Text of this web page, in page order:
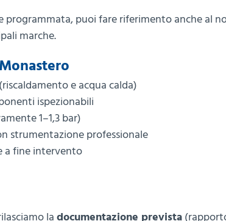
programmata, puoi fare riferimento anche al
marche.
e acqua calda)
ispezionabili
1–1,3 bar)
strumentazione professionale
a fine intervento
la documentazione prevista